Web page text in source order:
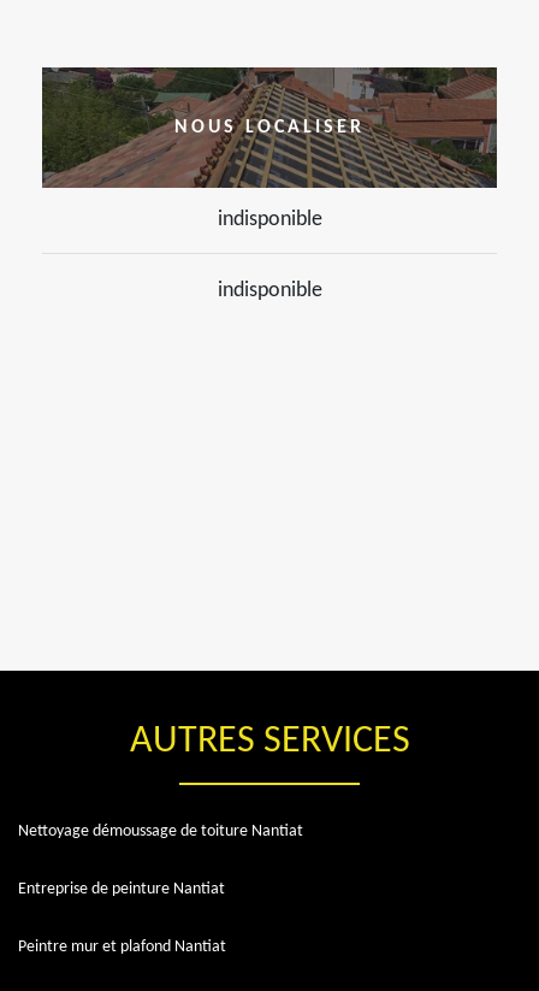
NOUS LOCALISER
indisponible
indisponible
AUTRES SERVICES
Nettoyage démoussage de toiture Nantiat
Entreprise de peinture Nantiat
Peintre mur et plafond Nantiat